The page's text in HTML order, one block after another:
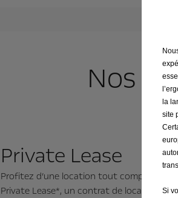
Nos
Private Lease
Profitez d’une location tout compris avec
Private Lease*, un contrat de location
la
site
Si